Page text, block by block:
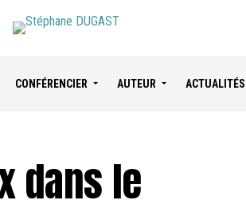
CONFÉRENCIER AUTEUR ACTUALITÉS
dans le